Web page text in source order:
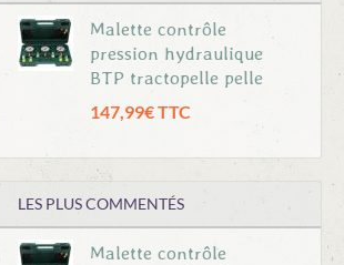
Malette contrôle
pression hydraulique
BTP tractopelle pelle
147,99€ TTC
LES PLUS COMMENTÉS
Malette contrôle